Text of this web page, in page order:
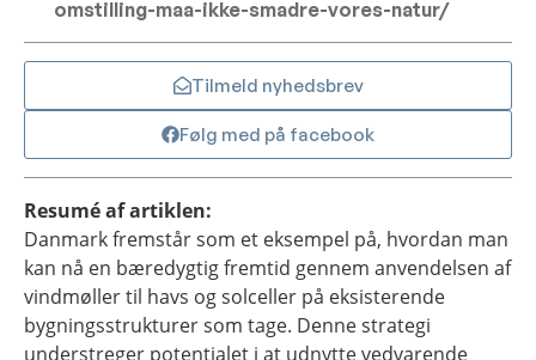
omstilling-maa-ikke-smadre-vores-natur/
Tilmeld nyhedsbrev
Følg med på facebook
Resumé af artiklen:
Danmark fremstår som et eksempel på, hvordan man
kan nå en bæredygtig fremtid gennem anvendelsen af
vindmøller til havs og solceller på eksisterende
bygningsstrukturer som tage. Denne strategi
understreger potentialet i at udnytte vedvarende